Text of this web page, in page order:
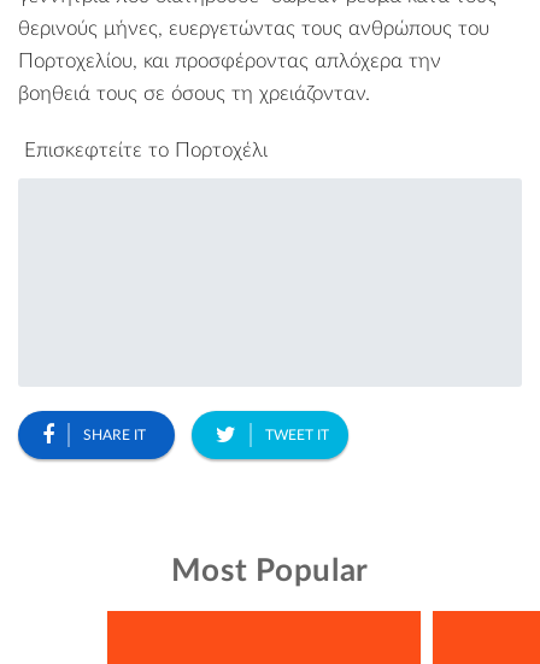
θερινούς μήνες, ευεργετώντας τους ανθρώπους του
Πορτοχελίου, και προσφέροντας απλόχερα την
βοηθειά τους σε όσους τη χρειάζονταν.
Επισκεφτείτε το Πορτοχέλι
SHARE IT TWEET IT
Most Popular